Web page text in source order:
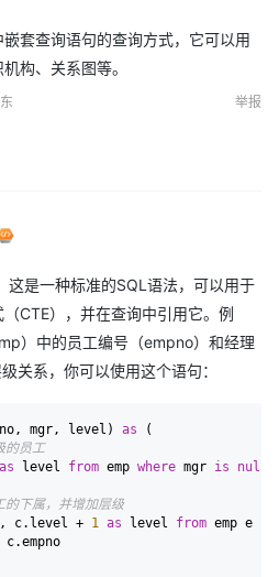
套查询语句的查询方式，它可以用
构、关系图等。
举报
这是一种标准的SQL语法，可以用于
CTE），并在查询中引用它。例
）中的员工编号（empno）和经理
关系，你可以使用这个语句：
mgr, level) as (
的员工
as level from emp where mgr is
null
下属，并增加层级
c.level + 1 as level from emp e
c.empno